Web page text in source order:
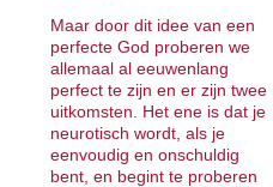
Maar door dit idee van een
perfecte God proberen we
allemaal al eeuwenlang
perfect te zijn en er zijn twee
uitkomsten. Het ene is dat je
neurotisch wordt, als je
eenvoudig en onschuldig
bent, en begint te proberen